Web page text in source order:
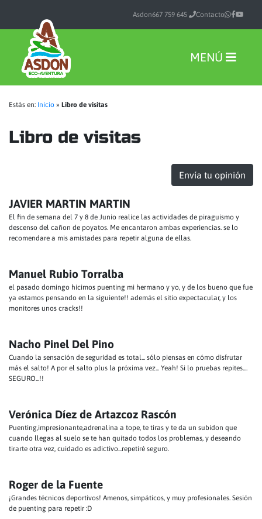
Asdon667 759 645 Contacto
MENÚ
Estás en: Inicio » Libro de visitas
Libro de visitas
Envía tu opinión
JAVIER MARTIN MARTIN
El fin de semana del 7 y 8 de Junio realice las actividades de piraguismo y
descenso del cañon de poyatos. Me encantaron ambas experiencias. se lo
recomendare a mis amistades para repetir alguna de ellas.
Manuel Rubio Torralba
el pasado domingo hicimos puenting mi hermano y yo, y de los bueno que fue
ya estamos pensando en la siguiente!! además el sitio expectacular, y los
monitores unos cracks!!
Nacho Pinel Del Pino
Cuando la sensación de seguridad es total... sólo piensas en cómo disfrutar
más el salto! A por el salto plus la próxima vez... Yeah! Si lo pruebas repites....
SEGURO...!!
Verónica Díez de Artazcoz Rascón
Puenting,impresionante,adrenalina a tope, te tiras y te da un subidon que
cuando llegas al suelo se te han quitado todos los problemas, y deseando
tirarte otra vez, cuidado es adictivo...repetiré seguro.
Roger de la Fuente
¡Grandes técnicos deportivos! Amenos, simpáticos, y muy profesionales. Sesión
de puenting para repetir :D